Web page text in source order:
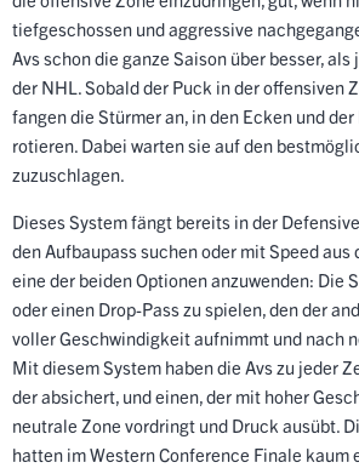
tiefgeschossen und aggressive
Avs schon die ganze Saison über besser, als
der NHL. Sobald der Puck in der offensiven
fangen die Stürmer an, in den Ecken und
rotieren. Dabei warten sie auf den
zuzuschlagen.
Dieses System fängt bereits in der
den Aufbaupass suchen oder mit Speed aus
eine der beiden Optionen anzuwenden: Die
oder einen Drop-Pass zu spielen, den der
voller Geschwindigkeit aufnimmt und nach
Mit diesem System haben die Avs zu jeder
der absichert, und einen, der mit hoher
neutrale Zone vordringt und Druck ausübt.
hatten im Western Conference Finale kaum